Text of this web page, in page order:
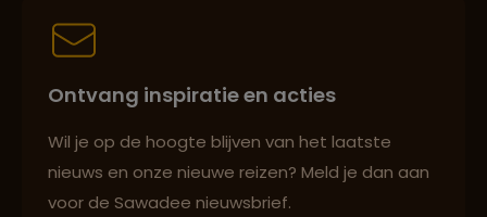
Best beoordeelde reisroutes
Ontvang inspiratie en acties
Wil je op de hoogte blijven van het laatste
nieuws en onze nieuwe reizen? Meld je dan aan
voor de Sawadee nieuwsbrief.